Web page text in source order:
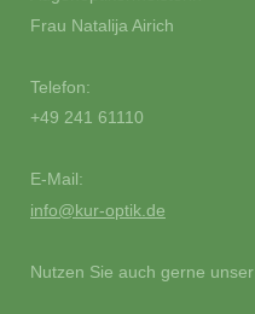
Frau Natalija Airich
Telefon:
+49 241 61110
E-Mail:
info@kur-optik.de
Nutzen Sie auch gerne unser